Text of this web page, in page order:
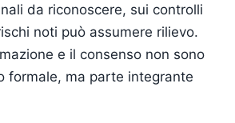
da riconoscere, sui controlli
noti può assumere rilievo.
e il consenso non sono
formale, ma parte integrante